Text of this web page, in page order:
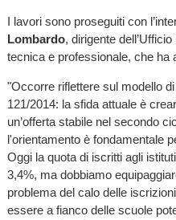
I lavori sono proseguiti con
Lombardo, dirigente
tecnica e professionale, che ha
"Occorre riflettere sul modello
121/2014: la sfida attuale è
un’offerta stabile nel secondo
l'orientamento è fondamentale
Oggi la quota di iscritti agli
3,4%, ma dobbiamo
problema del calo delle
essere a fianco delle scuole